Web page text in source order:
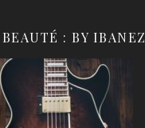
: BY IBANEZ